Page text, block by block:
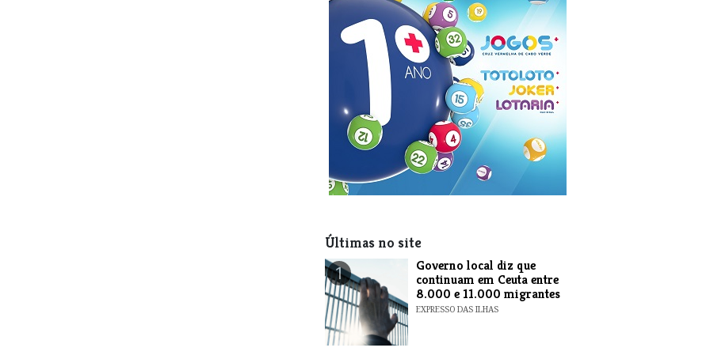
Últimas no site
1
​Governo local diz que
continuam em Ceuta entre
8.000 e 11.000 migrantes
EXPRESSO DAS ILHAS